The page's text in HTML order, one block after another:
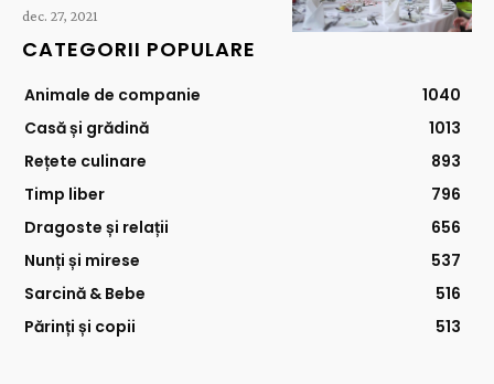
dec. 27, 2021
CATEGORII POPULARE
Animale de companie
1040
Casă și grădină
1013
Rețete culinare
893
Timp liber
796
Dragoste și relații
656
Nunți și mirese
537
Sarcină & Bebe
516
Părinți și copii
513